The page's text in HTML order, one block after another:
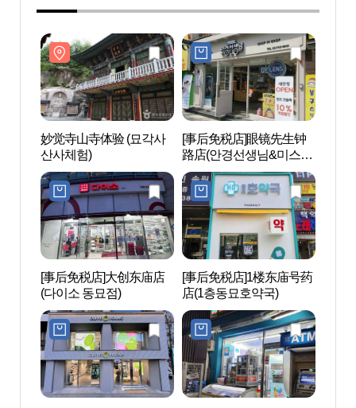
妙觉寺山寺体验 (묘각사
산사체험)
[事后免税店]眼镜先生钟
路店(안경선생님&미스터
렌즈)
[事后免税店]大创东庙店
(다이소 동묘점)
[事后免税店]1楼东庙号药
店(1층동묘호약국)